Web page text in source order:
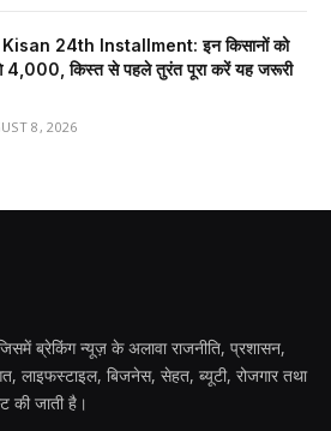
24th Installment: इन किसानों को
₹4,000, किस्त से पहले तुरंत पूरा करें यह जरूरी
8, 2026
ब्रेकिंग न्यूज़ के अलावा राजनीति, प्रशासन,
लाइफस्टाइल, बिजनेस, सेहत, ब्यूटी, रोजगार तथा
की जाती है।